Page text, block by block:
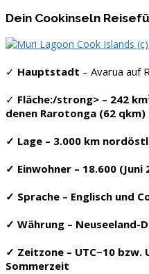
Dein Cookinseln
✓ Hauptstadt – Avarua auf
✓ Fläche:/strong> – 242
denen Rarotonga (62
✓ Lage – 3.000 km
✓ Einwohner – 18.600 (Juni
✓ Sprache – Englisch und
✓ Währung – Neuseeland-
✓ Zeitzone – UTC−10 bzw.
Sommerzeit